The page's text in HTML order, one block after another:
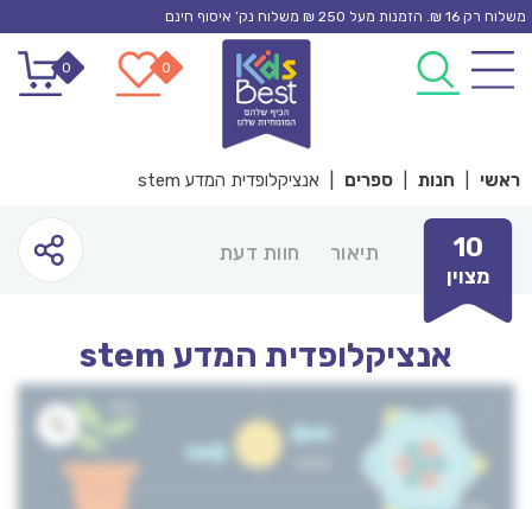
Skip
content
משלוח רק 16 ₪. הזמנות מעל 250 ₪ משלוח נק’ איסוף חינם
0
0
ראשי חנות ספרים אנציקלופדית המדע stem
10
מצוין
תיאור חוות דעת
אנציקלופדית המדע stem